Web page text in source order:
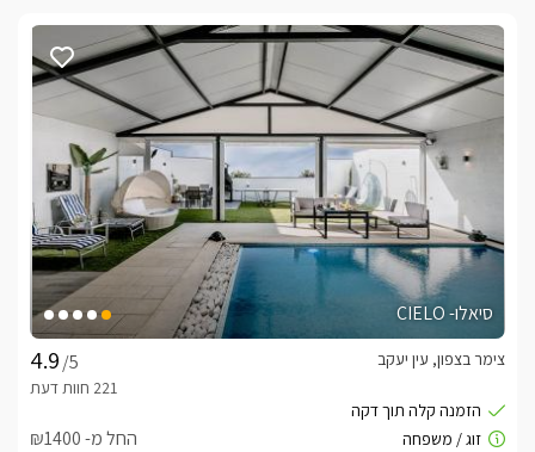
סיאלו- CIELO
/5
צימר בצפון, עין יעקב
החל מ- ₪1400